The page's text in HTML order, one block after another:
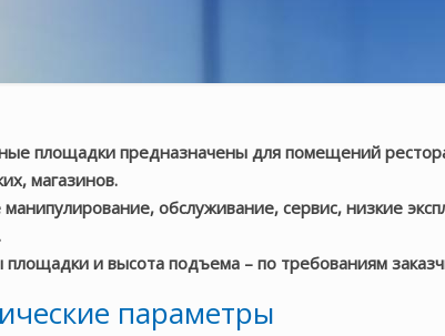
площадки предназначены для помещений
магазинов.
обслуживание, сервис, низкие
и высота подъема – по требованиям
параметры